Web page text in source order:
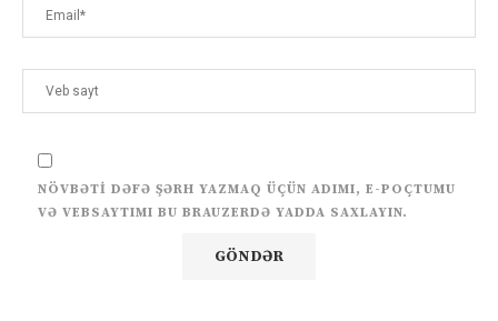
NÖVBƏTI DƏFƏ ŞƏRH YAZMAQ ÜÇÜN ADIMI, E-POÇTUMU
VƏ VEBSAYTIMI BU BRAUZERDƏ YADDA SAXLAYIN.